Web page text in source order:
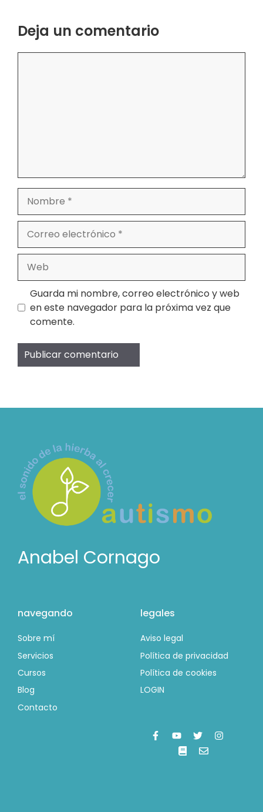
Deja un comentario
electrónico
Guarda mi nombre, correo electrónico y web
en este navegador para la próxima vez que
comente.
Anabel Cornago
navegando
Sobre mí
Servicios
Cursos
Blog
Contacto
legales
Aviso legal
Política de privacidad
Política de cookies
LOGIN